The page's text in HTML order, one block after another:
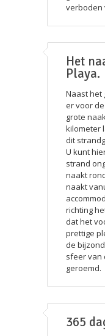
verboden
Het
Playa.
Naast het
er voor
grote
kilometer
dit
U kunt
strand
naakt
naakt
richting
dat het
prettige
de
sfeer van
geroemd.
365